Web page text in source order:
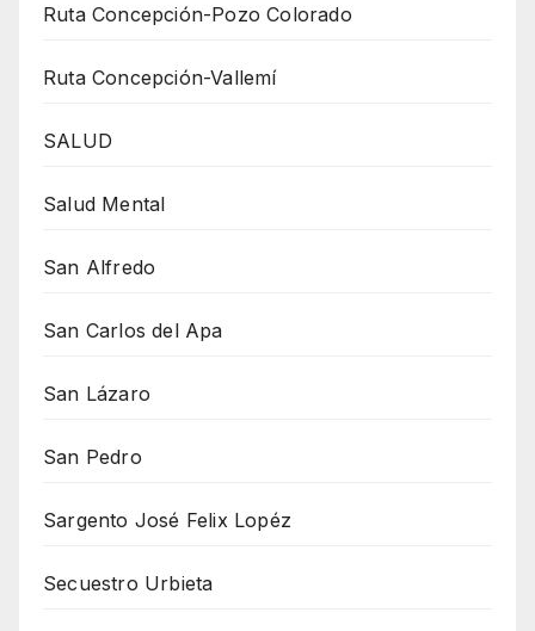
Ruta Concepción-Pozo Colorado
Ruta Concepción-Vallemí
SALUD
Salud Mental
San Alfredo
San Carlos del Apa
San Lázaro
San Pedro
Sargento José Felix Lopéz
Secuestro Urbieta